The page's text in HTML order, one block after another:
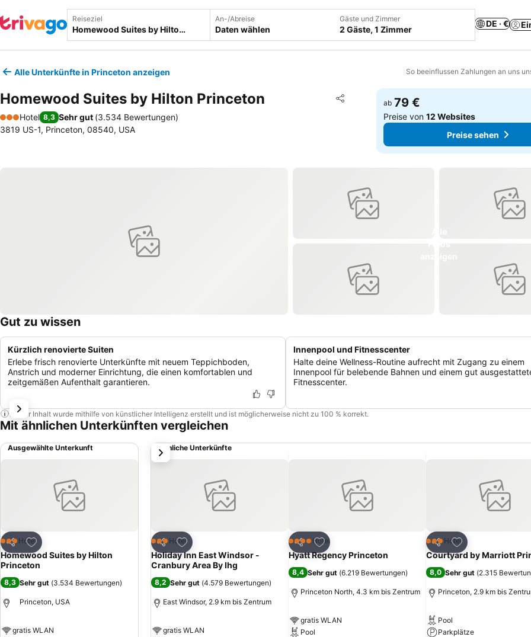
Reiseziel An-/Abreise
Daten wählen
Gäste und Zimmer
2 Gäste, 1 Zimmer
DE · €
Alle Unterkünfte in Princeton anzeigen So beeinflussen Zahlungen an uns
Homewood Suites by Hilton Princeton Teilen
Zu Favoriten hinzufügen
3 Sterne
Hotel 8,3 Sehr gut (3.534 Bewertungen)
3819 US-1, Princeton, 08540, USA
ab 79 €
Preise von12 Websites
Preise sehen
Gut zu wissen
Kürzlich renovierte Suiten
Erlebe frisch renovierte Unterkünfte mit neuem Teppichboden,
Anstrich und moderner Einrichtung, die einen komfortablen und
zeitgemäßen Aufenthalt garantieren.
Innenpool und Fitnesscenter
Halte deine Wellness-Routine aufrecht mit Zugang zu einem
Innenpool für belebende Bahnen und einem gut
Fitnesscenter.
Dieser Inhalt wurde mithilfe von künstlicher Intelligenz erstellt und ist möglicherweise nicht zu 100 % korrekt.
Mit ähnlichen Unterkünften vergleichen
Ausgewählte Unterkunft
Teilen
Zu Favoriten hinzufügen
3 SterneHotel
Homewood Suites by Hilton
Princeton
8,3 Sehr gut (3.534 Bewertungen)
Princeton, USA
gratis WLAN
Ähnliche Unterkünfte
Teilen
Zu Favoriten hinzufügen
3 SterneHotel
Holiday Inn East Windsor -
Cranbury Area By Ihg
8,2 Sehr gut (4.579 Bewertungen)
East Windsor, 2.9 km bis Zentrum
gratis WLAN
Teilen
Zu Favoriten hinzufügen
4 SterneHotel
Hyatt Regency Princeton
8,4 Sehr gut (6.219 Bewertungen)
Princeton North, 4.3 km bis Zentrum
gratis WLAN
Pool
Teilen
Zu Favoriten
3 SterneHotel
Courtyard by Marriott
8,0 Sehr gut (2.315
Princeton, 2.9 km bis
Pool
Parkplätze
weiter